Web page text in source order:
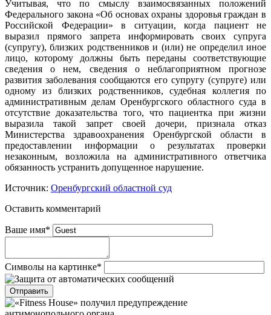
Учитывая, что по смыслу взаимосвязанных положений
Федерального закона «Об основах охраны здоровья граждан в
Российской Федерации» в ситуации, когда пациент не
выразил прямого запрета информировать своих супруга
(супругу), близких родственников и (или) не определил иное
лицо, которому должны быть переданы соответствующие
сведения о нем, сведения о неблагоприятном прогнозе
развития заболевания сообщаются его супругу (супруге) или
одному из близких родственников, судебная коллегия по
административным делам Оренбургского областного суда в
отсутствие доказательства того, что пациентка при жизни
выразила такой запрет своей дочери, признала отказ
Министерства здравоохранения Оренбургской области в
предоставлении информации о результатах проверки
незаконным, возложила на административного ответчика
обязанность устранить допущенное нарушение.
Источник: Оренбургский областной суд
Оставить комментарий
Ваше имя*
Символы на картинке*